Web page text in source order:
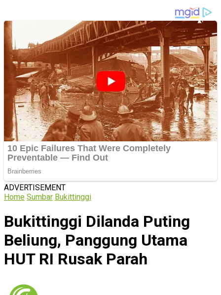
ADVERTISEMENT
Home Sumbar Bukittinggi
Bukittinggi Dilanda Puting
Beliung, Panggung Utama
HUT RI Rusak Parah